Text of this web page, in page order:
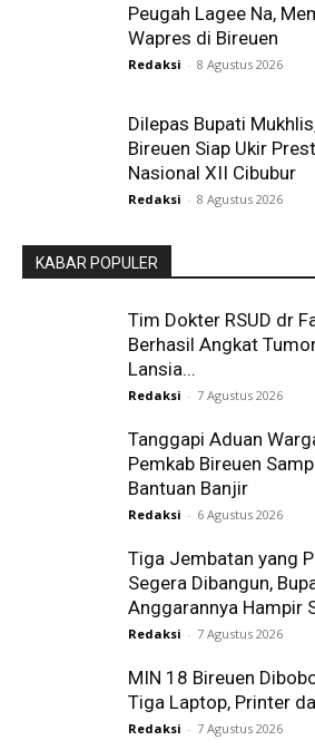
Peugah Lagee Na,
Wapres di Bireuen
Redaksi - 8 Agustus 2026
Dilepas Bupati
Bireuen Siap Ukir
Nasional XII Cibubur
Redaksi - 8 Agustus 2026
KABAR POPULER
Tim Dokter RSUD dr
Berhasil Angkat
Lansia...
Redaksi - 7 Agustus 2026
Tanggapi Aduan
Pemkab Bireuen
Bantuan Banjir
Redaksi - 6 Agustus 2026
Tiga Jembatan yang
Segera Dibangun,
Anggarannya Hampir
Redaksi - 7 Agustus 2026
MIN 18 Bireuen
Tiga Laptop, Printer
Redaksi - 7 Agustus 2026